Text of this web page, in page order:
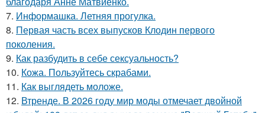
7. Информашка. Летняя прогулка.
8. Первая часть всех выпусков Клодин первого
поколения.
9. Как разбудить в себе сексуальность?
10. Кожа. Пользуйтесь скрабами.
11. Как выглядеть моложе.
12. Втренде. В 2026 году мир моды отмечает двойной